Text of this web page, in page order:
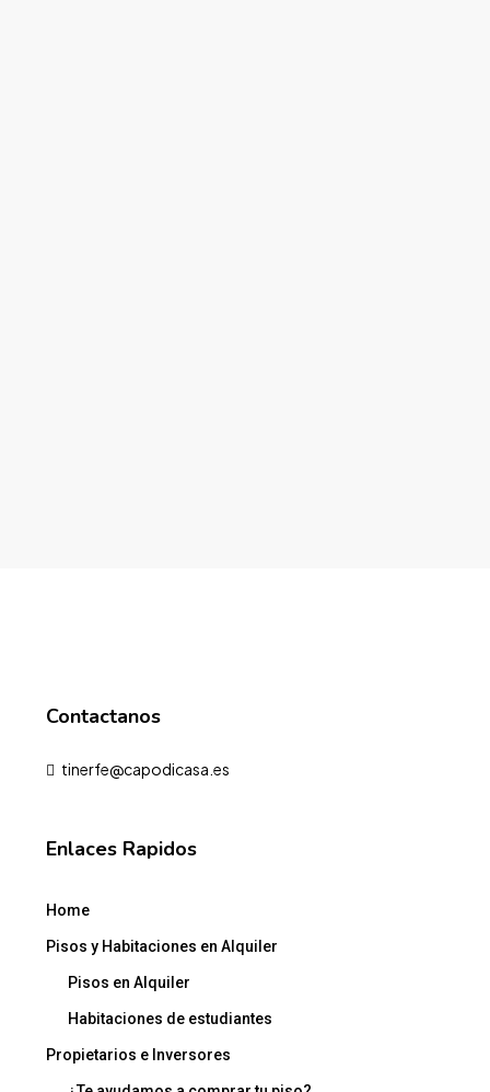
Contactanos
tinerfe@capodicasa.es
Enlaces Rapidos
Home
Pisos y Habitaciones en Alquiler
Pisos en Alquiler
Habitaciones de estudiantes
Propietarios e Inversores